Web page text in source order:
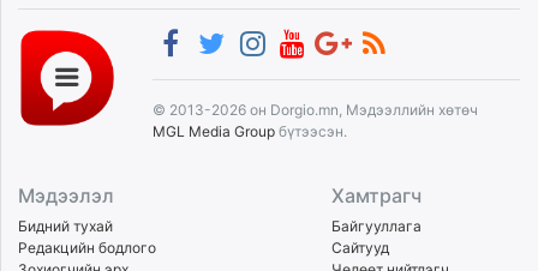
© 2013-2026 он Dorgio.mn, Мэдээллийн хөтөч
MGL Media Group бүтээсэн.
Мэдээлэл
Бидний тухай
Редакцийн бодлого
Хамтрагч
Байгууллага
Сайтууд